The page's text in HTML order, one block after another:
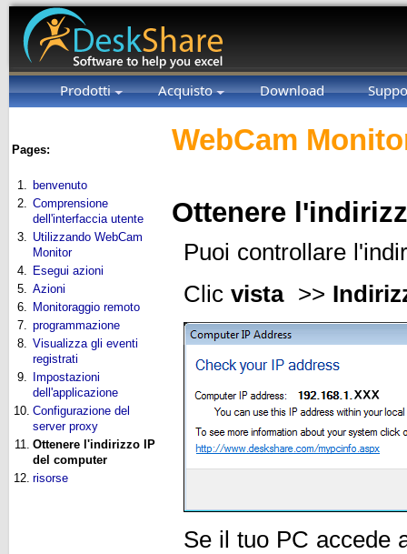
Prodotti Acquisto Download
Pages:
1. benvenuto
2. Comprensione
dell'interfaccia utente
3. Utilizzando WebCam
Monitor
4. Esegui azioni
5. Azioni
6. Monitoraggio remoto
7. programmazione
8. Visualizza gli eventi
registrati
9.
Impostazioni
dell'applicazione
10. Configurazione del
server proxy
11. Ottenere l'indirizzo IP
del computer
12. risorse
WebCam
Ottenere
Puoi controllare
Clic vista >>
Se il tuo PC accede